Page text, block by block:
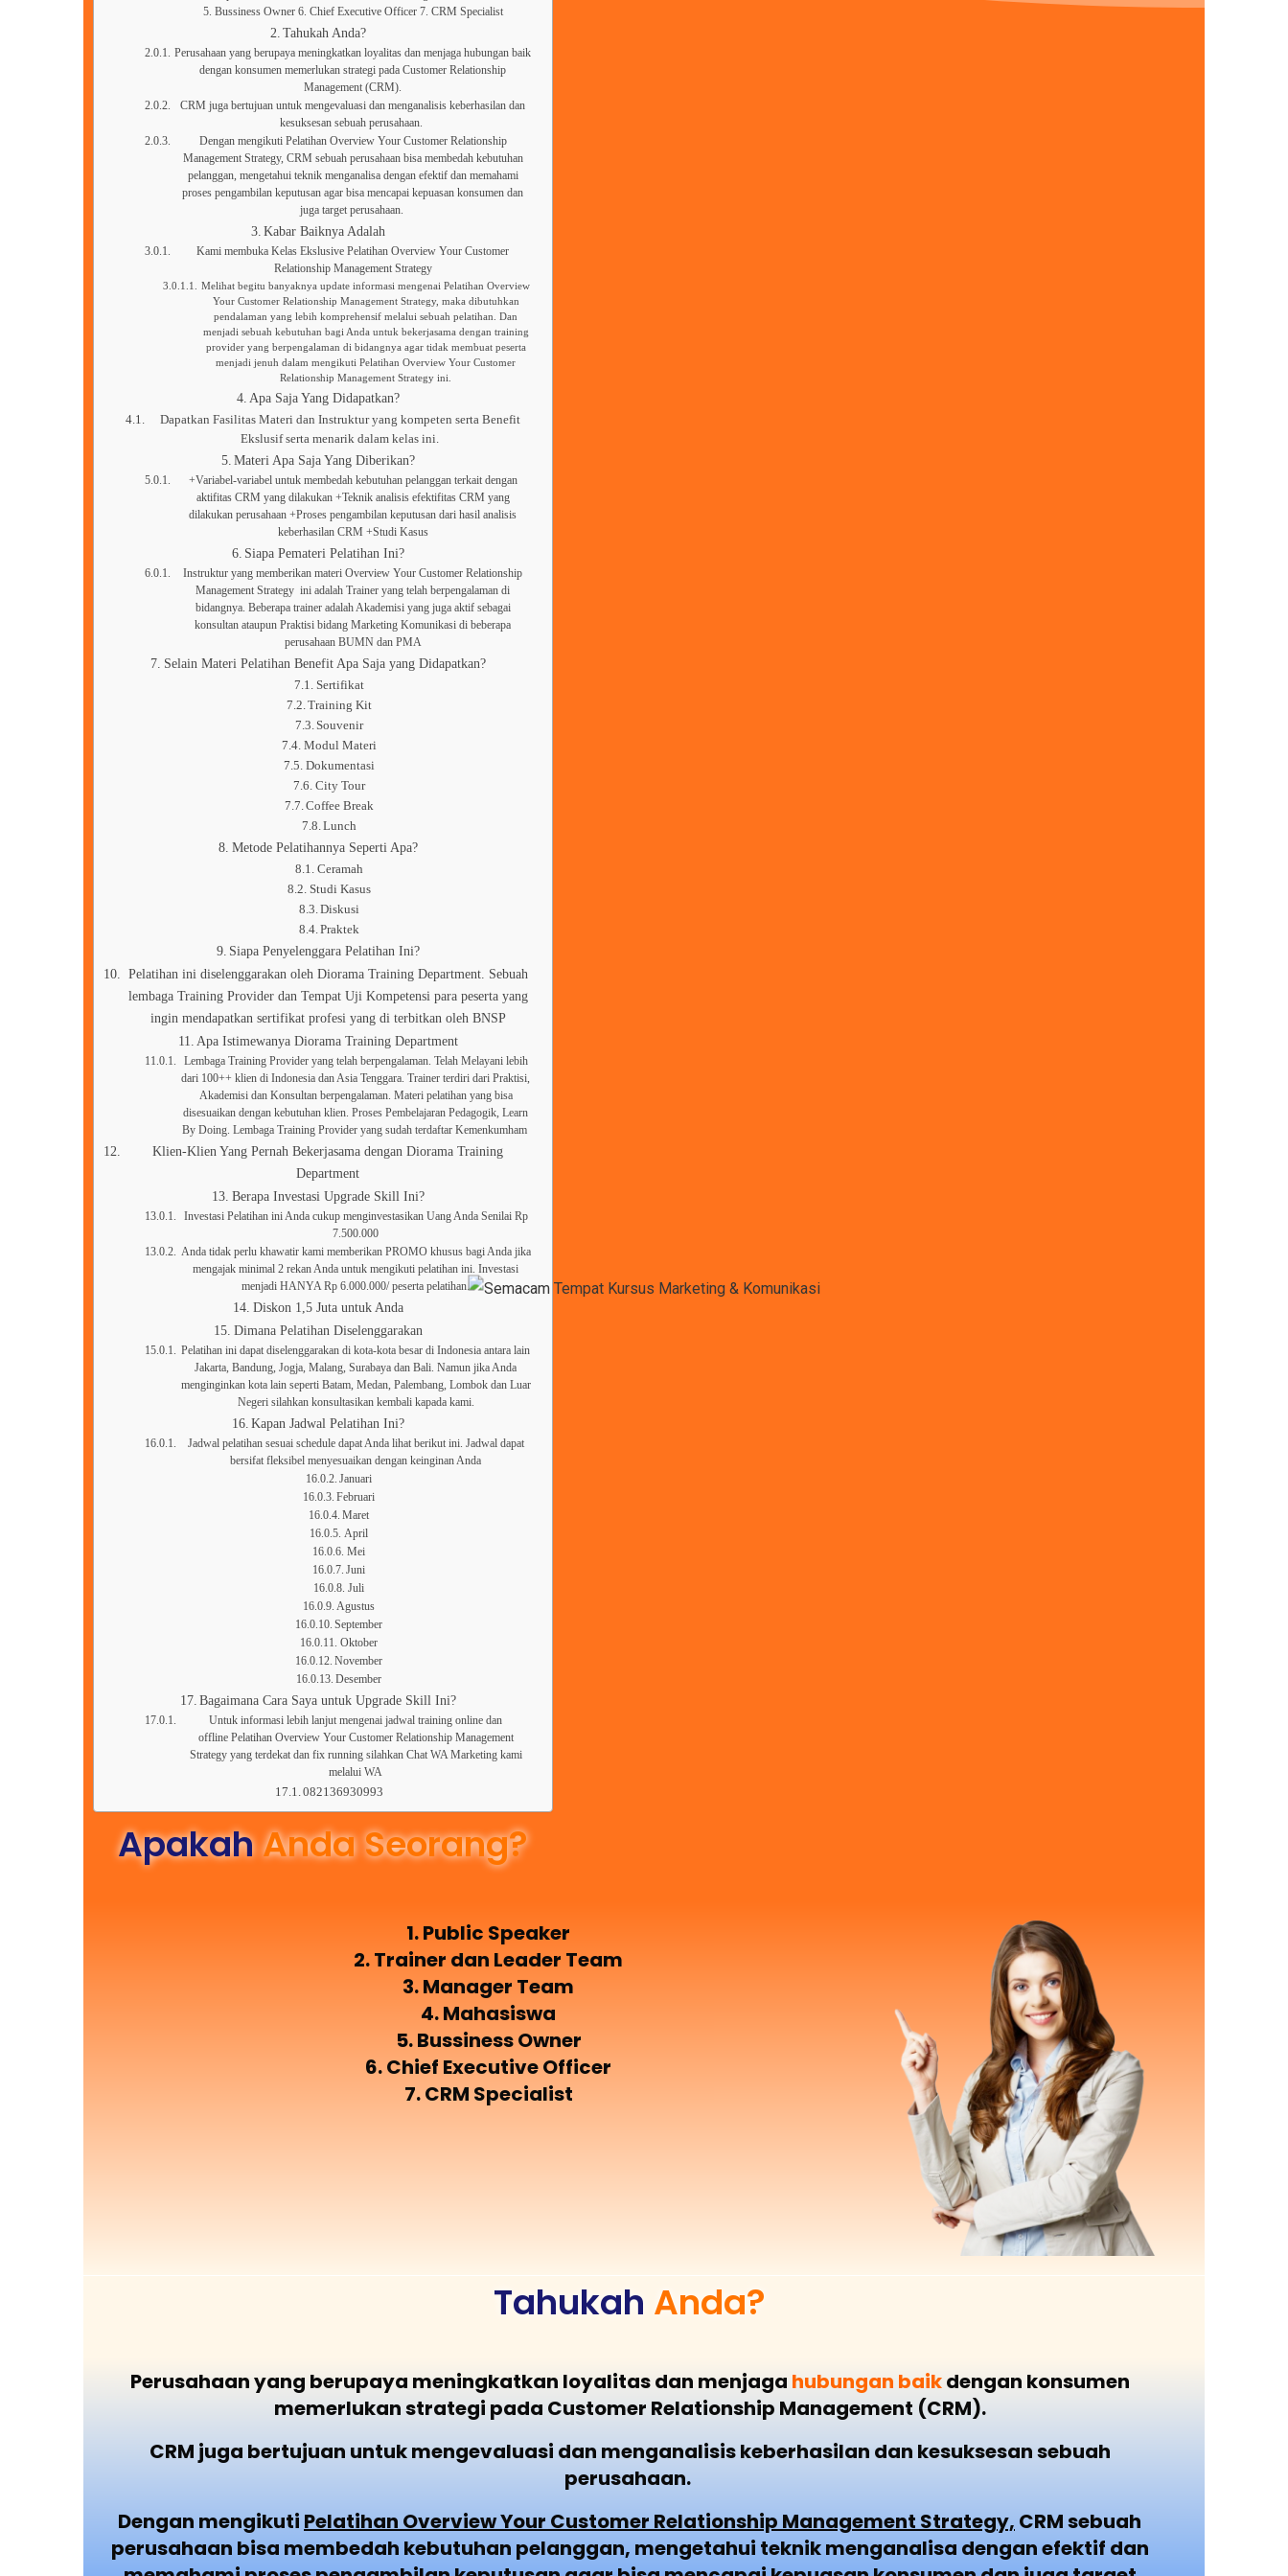
5. Bussiness Owner 6. Chief Executive Officer 7. CRM Specialist
Tahukah Anda?
Perusahaan yang berupaya meningkatkan loyalitas dan menjaga hubungan baik
dengan konsumen memerlukan strategi pada Customer Relationship
Management (CRM).
CRM juga bertujuan untuk mengevaluasi dan menganalisis keberhasilan dan
kesuksesan sebuah perusahaan.
Dengan mengikuti Pelatihan Overview Your Customer Relationship
Management Strategy, CRM sebuah perusahaan bisa membedah kebutuhan
pelanggan, mengetahui teknik menganalisa dengan efektif dan memahami
proses pengambilan keputusan agar bisa mencapai kepuasan konsumen dan
juga target perusahaan.
Kabar Baiknya Adalah
Kami membuka Kelas Ekslusive Pelatihan Overview Your Customer
Relationship Management Strategy
Melihat begitu banyaknya update informasi mengenai Pelatihan Overview
Your Customer Relationship Management Strategy, maka dibutuhkan
pendalaman yang lebih komprehensif melalui sebuah pelatihan. Dan
menjadi sebuah kebutuhan bagi Anda untuk bekerjasama dengan training
provider yang berpengalaman di bidangnya agar tidak membuat peserta
menjadi jenuh dalam mengikuti Pelatihan Overview Your Customer
Relationship Management Strategy ini.
Apa Saja Yang Didapatkan?
Dapatkan Fasilitas Materi dan Instruktur yang kompeten serta Benefit
Ekslusif serta menarik dalam kelas ini.
Materi Apa Saja Yang Diberikan?
+Variabel-variabel untuk membedah kebutuhan pelanggan terkait dengan
aktifitas CRM yang dilakukan +Teknik analisis efektifitas CRM yang
dilakukan perusahaan +Proses pengambilan keputusan dari hasil analisis
keberhasilan CRM +Studi Kasus
Siapa Pemateri Pelatihan Ini?
Instruktur yang memberikan materi Overview Your Customer Relationship
Management Strategy ini adalah Trainer yang telah berpengalaman di
bidangnya. Beberapa trainer adalah Akademisi yang juga aktif sebagai
konsultan ataupun Praktisi bidang Marketing Komunikasi di beberapa
perusahaan BUMN dan PMA
Selain Materi Pelatihan Benefit Apa Saja yang Didapatkan?
Sertifikat
Training Kit
Souvenir
Modul Materi
Dokumentasi
City Tour
Coffee Break
Lunch
Metode Pelatihannya Seperti Apa?
Ceramah
Studi Kasus
Diskusi
Praktek
Siapa Penyelenggara Pelatihan Ini?
Pelatihan ini diselenggarakan oleh Diorama Training Department. Sebuah
lembaga Training Provider dan Tempat Uji Kompetensi para peserta yang
ingin mendapatkan sertifikat profesi yang di terbitkan oleh BNSP
Apa Istimewanya Diorama Training Department
Lembaga Training Provider yang telah berpengalaman. Telah Melayani lebih
dari 100++ klien di Indonesia dan Asia Tenggara. Trainer terdiri dari Praktisi,
Akademisi dan Konsultan berpengalaman. Materi pelatihan yang bisa
disesuaikan dengan kebutuhan klien. Proses Pembelajaran Pedagogik, Learn
By Doing. Lembaga Training Provider yang sudah terdaftar Kemenkumham
Klien-Klien Yang Pernah Bekerjasama dengan Diorama Training
Department
Berapa Investasi Upgrade Skill Ini?
Investasi Pelatihan ini Anda cukup menginvestasikan Uang Anda Senilai Rp
7.500.000
Anda tidak perlu khawatir kami memberikan PROMO khusus bagi Anda jika
mengajak minimal 2 rekan Anda untuk mengikuti pelatihan ini. Investasi
menjadi HANYA Rp 6.000.000/ peserta pelatihan.
Diskon 1,5 Juta untuk Anda
Dimana Pelatihan Diselenggarakan
Pelatihan ini dapat diselenggarakan di kota-kota besar di Indonesia antara lain
Jakarta, Bandung, Jogja, Malang, Surabaya dan Bali. Namun jika Anda
menginginkan kota lain seperti Batam, Medan, Palembang, Lombok dan Luar
Negeri silahkan konsultasikan kembali kapada kami.
Kapan Jadwal Pelatihan Ini?
Jadwal pelatihan sesuai schedule dapat Anda lihat berikut ini. Jadwal dapat
bersifat fleksibel menyesuaikan dengan keinginan Anda
Januari
Februari
Maret
April
Mei
Juni
Juli
Agustus
September
Oktober
November
Desember
Bagaimana Cara Saya untuk Upgrade Skill Ini?
Untuk informasi lebih lanjut mengenai jadwal training online dan
offline Pelatihan Overview Your Customer Relationship Management
Strategy yang terdekat dan fix running silahkan Chat WA Marketing kami
melalui WA
082136930993
ApakahAnda Seorang?
1. Public Speaker
2. Trainer dan Leader Team
3. Manager Team
4. Mahasiswa
5. Bussiness Owner
6. Chief Executive Officer
7. CRM Specialist
Tahukah Anda?
Perusahaan yang berupaya meningkatkan loyalitas dan menjaga hubungan baikdengan konsumen
memerlukan strategi pada Customer Relationship Management (CRM).
CRM juga bertujuan untuk mengevaluasi dan menganalisis keberhasilan dan kesuksesan sebuah
perusahaan.
Dengan mengikuti Pelatihan Overview Your Customer Relationship Management Strategy, CRM sebuah
perusahaan bisa membedah kebutuhan pelanggan, mengetahui teknik menganalisa dengan efektif dan